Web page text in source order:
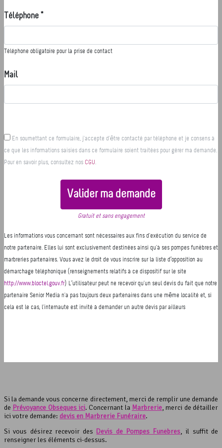
Si la demande vous concerne directement, merci de remplir une demande
de Prévoyance Obsèques ici. Concernant la Marbrerie, merci de détailler
ici votre demande: devis en Marbrerie Funéraire.
Si vous désirez recevoir des Devis de Pompes Funèbres, il suffit de
renseigner les éléments ci-dessus.